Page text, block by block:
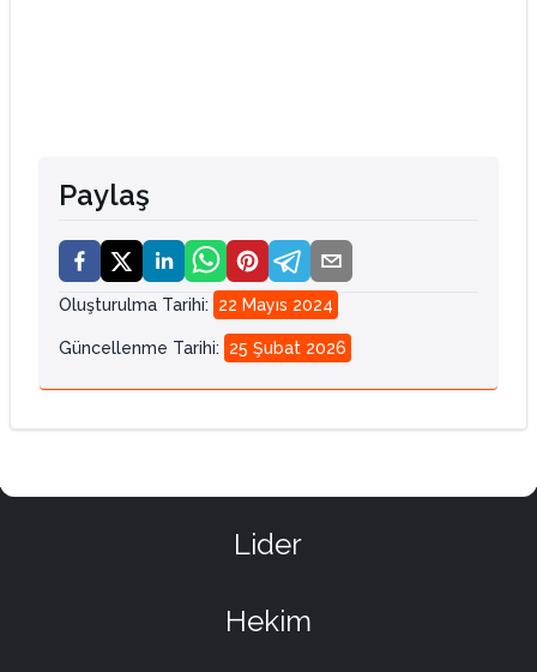
Paylaş
Oluşturulma Tarihi: 22 Mayıs 2024
Güncellenme Tarihi: 25 Şubat 2026
Lider
Hekim